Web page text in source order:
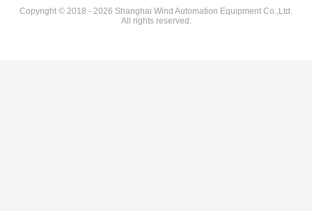
Copyright © 2018 - 2026 Shanghai Wind Automation Equipment Co.,Ltd.
All rights reserved.